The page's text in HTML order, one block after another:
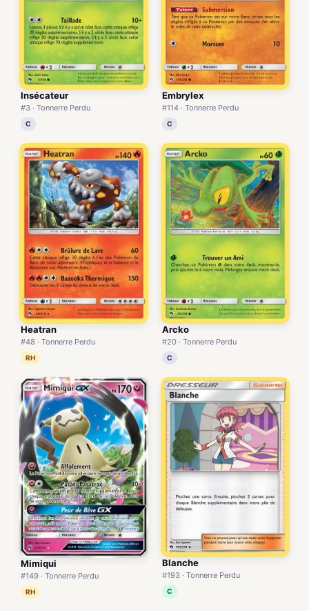
Insécateur
#3 · Tonnerre Perdu
C
Embrylex
#114 · Tonnerre Perdu
C
Heatran
#48 · Tonnerre Perdu
RH
Arcko
#20 · Tonnerre Perdu
C
Mimiqui
#149 · Tonnerre Perdu
RH
Blanche
#193 · Tonnerre Perdu
C